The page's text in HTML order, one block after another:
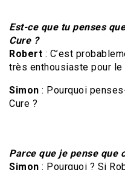
Est-ce que tu penses
Cure ?
Robert : C’est
très enthousiaste pour le
Simon : Pourquoi
Cure ?
Parce que je pense que
Simon : Pourquoi ? Si